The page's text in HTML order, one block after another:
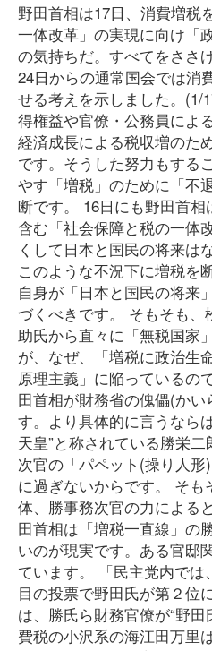
野田首相は17日、消費増税
一体改革」の実現に向け「
の気持ちだ。すべてをささ
24日からの通常国会では消
せる考えを示しました。(1/
得権益や官僚・公務員によ
経済成長による税収増のた
です。そうした努力もする
やす「増税」のために「不
断です。 16日にも野田首
含む「社会保障と税の一体
くして日本と国民の将来は
このような不況下に増税を
自身が「日本と国民の将来
づくべきです。 そもそも、
助氏から直々に「無税国家
が、なぜ、「増税に政治生
原理主義」に陥っているの
田首相が財務省の傀儡(か
す。より具体的に言うなら
天皇”と称されている勝栄
次官の「パペット(操り人形
に過ぎないからです。 そも
体、勝事務次官の力による
田首相は「増税一直線」の
いのが現実です。ある官邸
ています。 「民主党内では
目の投票で野田氏が第２位
は、勝氏ら財務官僚が“野
費税の小沢系の海江田万里